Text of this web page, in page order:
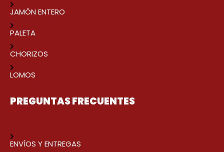
JAMÓN ENTERO
PALETA
CHORIZOS
LOMOS
PREGUNTAS FRECUENTES
ENVÍOS Y ENTREGAS